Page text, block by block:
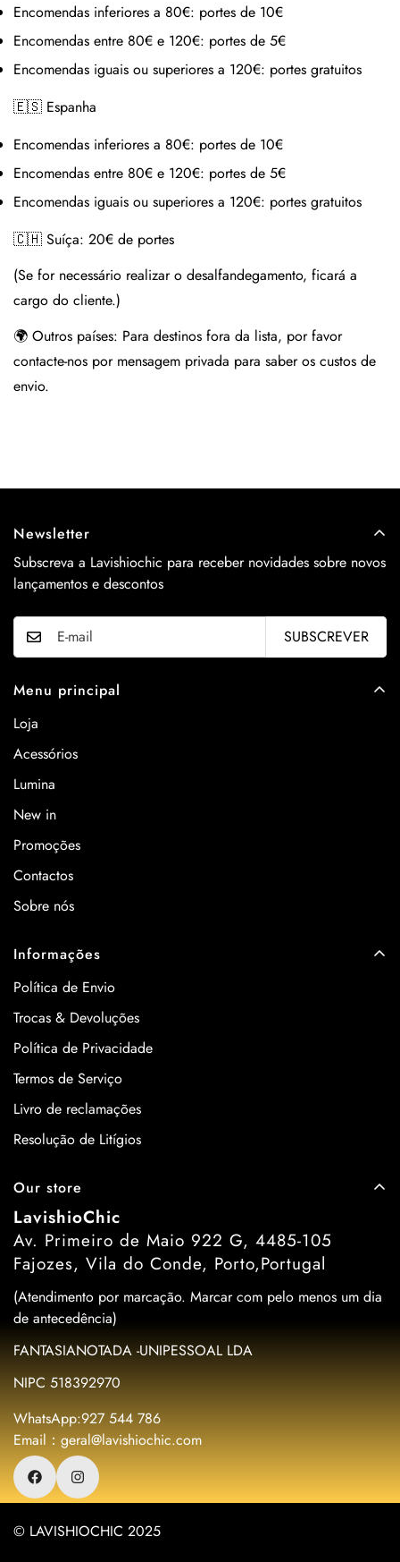
Encomendas inferiores a 80€: portes de 10€
Encomendas entre 80€ e 120€: portes de 5€
Encomendas iguais ou superiores a 120€: portes gratuitos
🇪🇸 Espanha
Encomendas inferiores a 80€: portes de 10€
Encomendas entre 80€ e 120€: portes de 5€
Encomendas iguais ou superiores a 120€: portes gratuitos
🇨🇭 Suíça: 20€ de portes
(Se for necessário realizar o desalfandegamento, ficará a
cargo do cliente.)
🌍 Outros países: Para destinos fora da lista, por favor
contacte-nos por mensagem privada para saber os custos de
envio.
Newsletter
Subscreva a Lavishiochic para receber novidades sobre novos
lançamentos e descontos
SUBSCREVER
Menu principal
Loja
Acessórios
Lumina
New in
Promoções
Contactos
Sobre nós
Informações
Política de Envio
Trocas & Devoluções
Política de Privacidade
Termos de Serviço
Livro de reclamações
Resolução de Litígios
Our store
LavishioChic
Av. Primeiro de Maio 922 G, 4485-105
Fajozes, Vila do Conde, Porto,Portugal
(Atendimento por marcação. Marcar com pelo menos um dia
de antecedência)
FANTASIANOTADA -UNIPESSOAL LDA
NIPC 518392970
WhatsApp:927 544 786
Email：geral@lavishiochic.com
© LAVISHIOCHIC 2025